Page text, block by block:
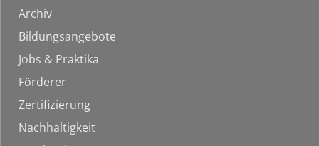
Archiv
Bildungsangebote
Jobs & Praktika
Förderer
Zertifizierung
Nachhaltigkeit